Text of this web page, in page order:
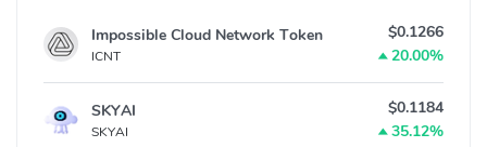
Impossible Cloud Network Token
ICNT
$0.1266
20.00%
SKYAI
SKYAI
$0.1184
35.12%